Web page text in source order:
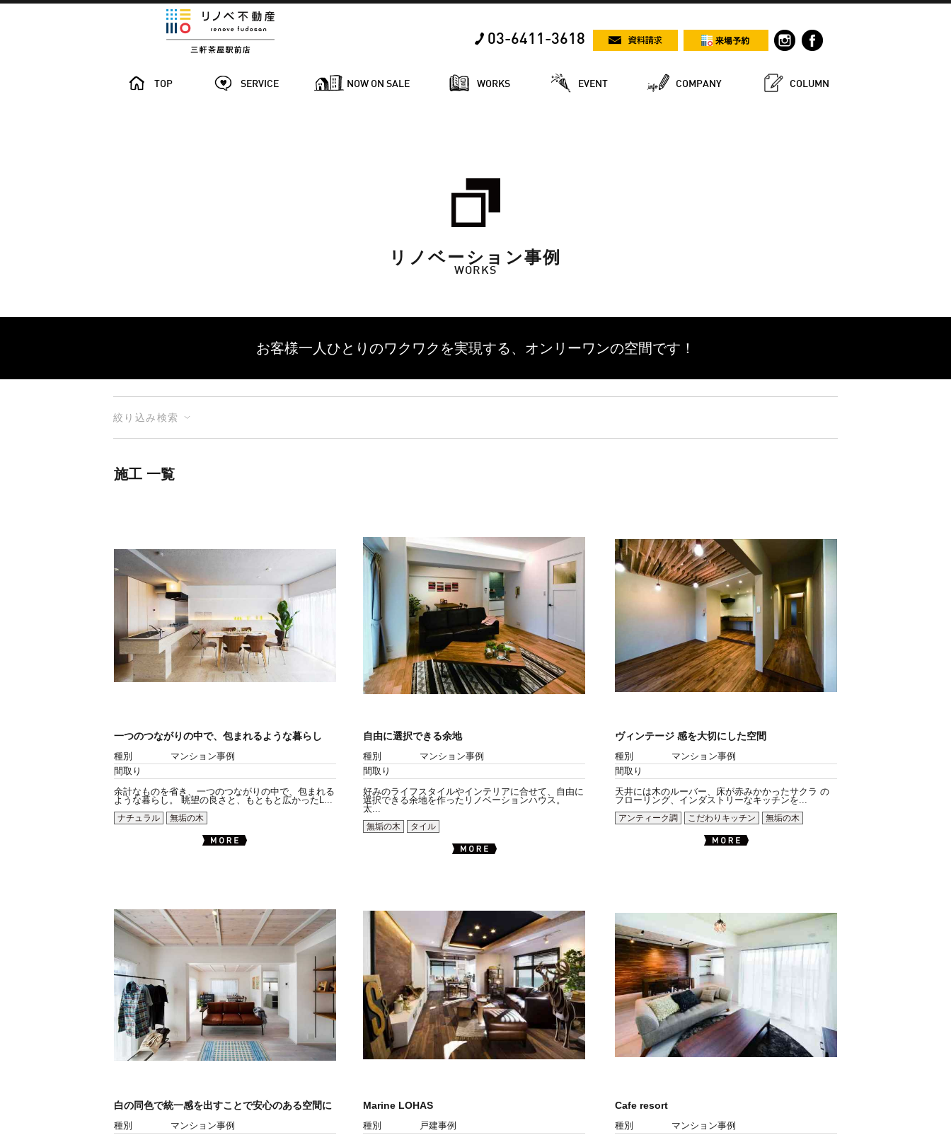
03-6411-3618
TOP SERVICE NOW ON SALE WORKS EVENT COMPANY COLUMN
リノベーション事例
WORKS
お客様一人ひとりのワクワクを実現する、 オンリーワンの空間です！
絞り込み検索
施工 一覧
一つのつながりの中で、包まれるような暮らし
種別
マンション事例
間取り
余計なものを省き、一つのつながりの中で、包まれる
ような暮らし。 眺望の良さと、もともと広かったL...
ナチュラル
無垢の木
自由に選択できる余地
種別
マンション事例
間取り
好みのライフスタイルやインテリアに合せて、自由に
選択できる余地を作ったリノベーションハウス。
太...
無垢の木
タイル
ヴィンテージ 感を大切にした空間
種別
マンション事例
間取り
天井には木のルーバー、床が赤みかかったサクラ の
フローリング、インダストリーなキッチンを...
アンティーク調
こだわりキッチン 無垢の木
白の同色で統一感を出すことで安心のある空間に
種別
マンション事例
Marine LOHAS
種別
戸建事例
Cafe resort
種別
マンション事例